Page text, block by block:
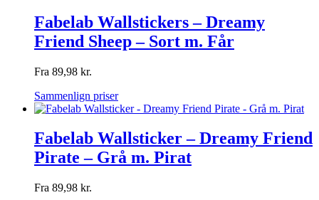
Fabelab Wallstickers – Dreamy
Friend Sheep – Sort m. Får
Fra 89,98 kr.
Sammenlign priser
Fabelab Wallsticker – Dreamy Friend
Pirate – Grå m. Pirat
Fra 89,98 kr.